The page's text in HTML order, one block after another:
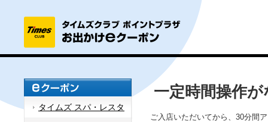
タイムズ スパ・レスタ
一定時間操作
ご入店いただいてから、30分間